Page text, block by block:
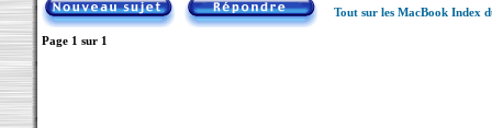
Tout sur les MacBook Index
Page 1 sur 1